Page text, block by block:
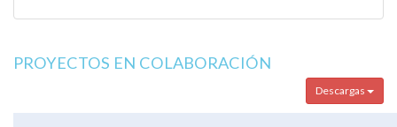
PROYECTOS EN COLABORACIÓN
Descargas